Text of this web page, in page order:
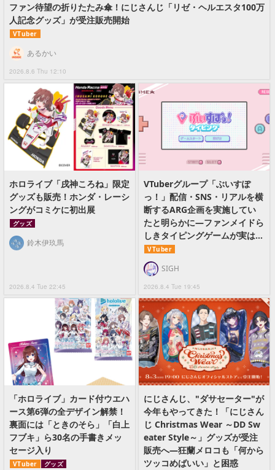
ファン待望の折りたたみ傘！にじさんじ「リゼ・ヘルエスタ100万
人記念グッズ」が受注販売開始
VTuber
2026.8.6 Thu 12:10
あるかい
ホロライブ「戌神ころね」限定
グッズも販売！ホンダ・レーシ
ングがコミケに初出展
グッズ
2026.8.4 Tue 22:45
鈴木伊玖馬
VTuberグループ「ぶいすぽ
っ！」配信・SNS・リアルを横
断するARG企画を実施してい
たと明らかに―ファンメイドら
しきタイピングゲームが実は…
VTuber
2026.8.4 Tue 19:45
SIGH
「ホロライブ」カード付ウエハ
ース第6弾の全デザイン解禁！
裏面には「ときのそら」「白上
フブキ」ら30名の手書きメッ
セージ入り
VTuber グッズ
にじさんじ、"ダサセーター"が
今年もやってきた！「にじさん
じ Christmas Wear ～DD Sw
eater Style～」グッズが受注
販売へ―狂蘭メロコも「何から
ツッコめばいい」と困惑